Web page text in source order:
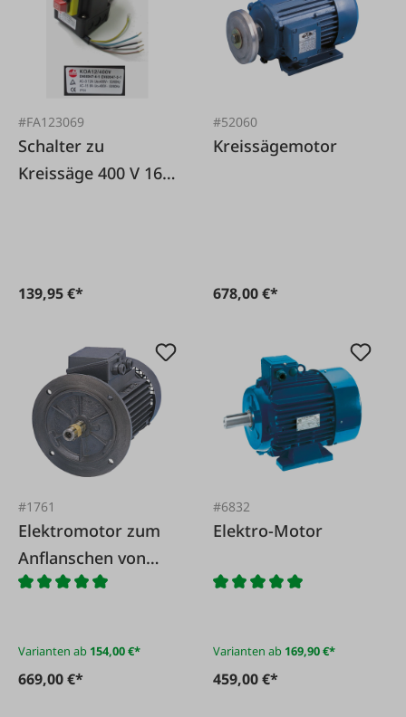
#FA123069
Schalter zu
Kreissäge 400 V 16
139,95 €*
#52060
Kreissägemotor
678,00 €*
#1761
Elektromotor zum
Anflanschen von
Hydraulikpumpen
Varianten ab 154,00 €*
669,00 €*
#6832
Elektro-Motor
Varianten ab 169,90 €*
459,00 €*